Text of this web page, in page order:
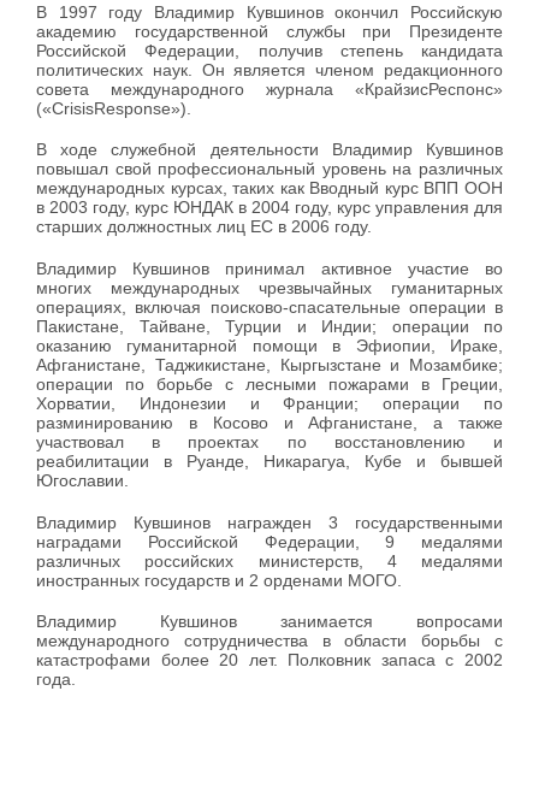
В 1997 году Владимир Кувшинов окончил Российскую
академию государственной службы при Президенте
Российской Федерации, получив степень кандидата
политических наук. Он является членом редакционного
совета международного журнала «КрайзисРеспонс»
(«CrisisResponse»).
В ходе служебной деятельности Владимир Кувшинов
повышал свой профессиональный уровень на различных
международных курсах, таких как Вводный курс ВПП ООН
в 2003 году, курс ЮНДАК в 2004 году, курс управления для
старших должностных лиц ЕС в 2006 году.
Владимир Кувшинов принимал активное участие во
многих международных чрезвычайных гуманитарных
операциях, включая поисково-спасательные операции в
Пакистане, Тайване, Турции и Индии; операции по
оказанию гуманитарной помощи в Эфиопии, Ираке,
Афганистане, Таджикистане, Кыргызстане и Мозамбике;
операции по борьбе с лесными пожарами в Греции,
Хорватии, Индонезии и Франции; операции по
разминированию в Косово и Афганистане, а также
участвовал в проектах по восстановлению и
реабилитации в Руанде, Никарагуа, Кубе и бывшей
Югославии.
Владимир Кувшинов награжден 3 государственными
наградами Российской Федерации, 9 медалями
различных российских министерств, 4 медалями
иностранных государств и 2 орденами МОГО.
Владимир Кувшинов занимается вопросами
международного сотрудничества в области борьбы с
катастрофами более 20 лет. Полковник запаса с 2002
года.